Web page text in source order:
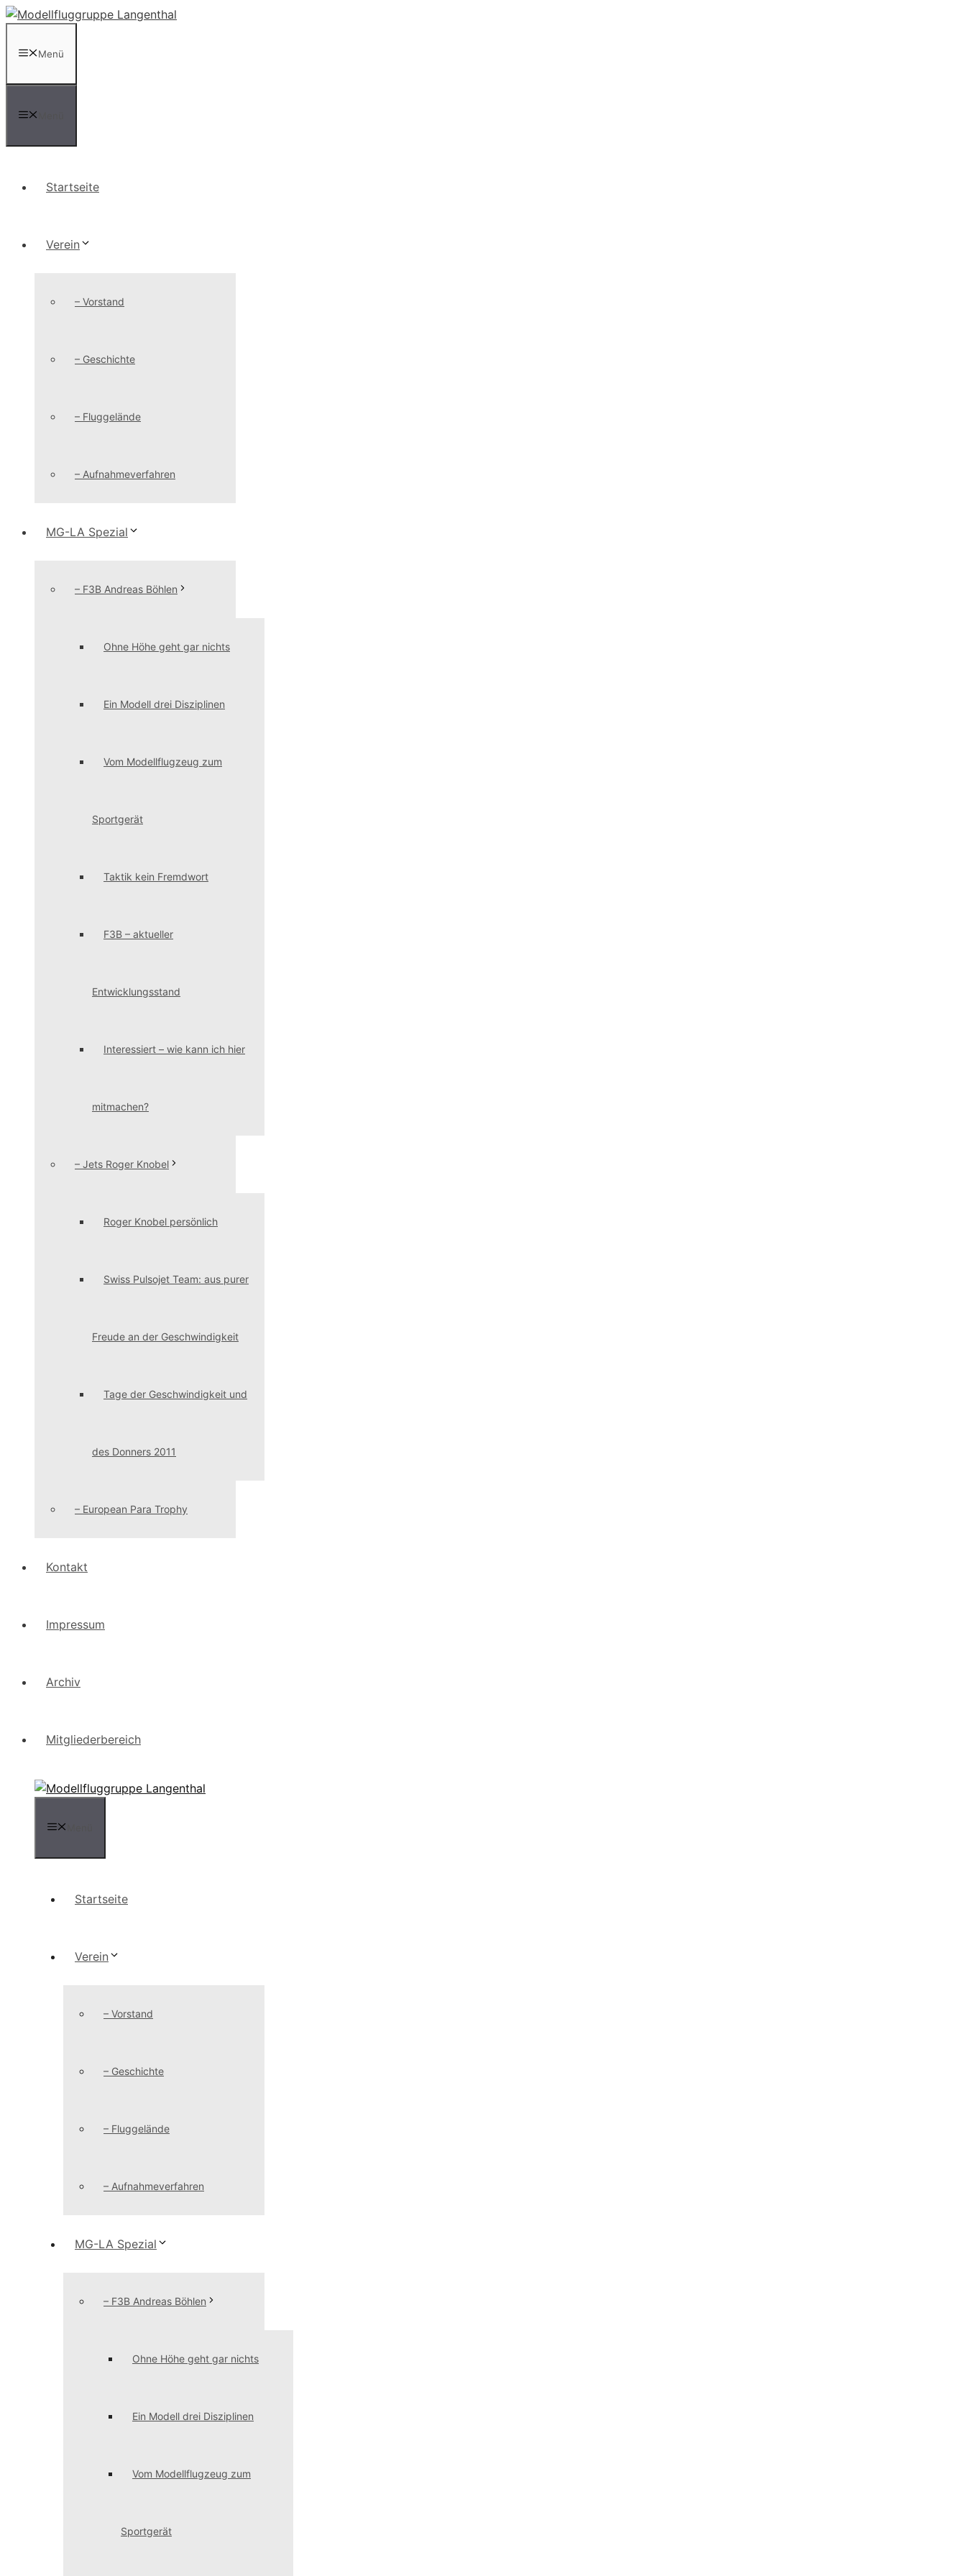
Zum
springenMenü
Startseite
Verein
– Vorstand
– Geschichte
– Fluggelände
– Aufnahmeverfahren
MG-LA Spezial
– F3B Andreas Böhlen
Ohne Höhe geht gar nichts
Ein Modell drei Disziplinen
Vom Modellflugzeug zum
Sportgerät
Taktik kein Fremdwort
F3B – aktueller
Entwicklungsstand
Interessiert – wie kann ich hier
mitmachen?
– Jets Roger Knobel
Roger Knobel persönlich
Swiss Pulsojet Team: aus purer
Freude an der Geschwindigkeit
Tage der Geschwindigkeit und
des Donners 2011
– European Para Trophy
Kontakt
Impressum
Archiv
Mitgliederbereich
Startseite
Verein
– Vorstand
– Geschichte
– Fluggelände
– Aufnahmeverfahren
MG-LA Spezial
– F3B Andreas Böhlen
Ohne Höhe geht gar nichts
Ein Modell drei Disziplinen
Vom Modellflugzeug zum
Sportgerät